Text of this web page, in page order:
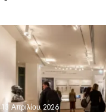
13 Απριλίου 2026